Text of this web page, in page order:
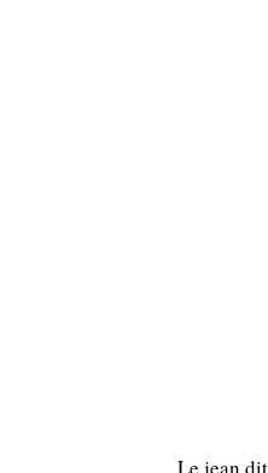
Le jean